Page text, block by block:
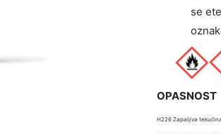
se
OPASNOST
H226 Zapaljiva